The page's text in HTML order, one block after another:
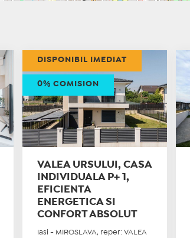
VALEA URSULUI, CASA
INDIVIDUALA P+ 1,
EFICIENTA
ENERGETICA SI
CONFORT ABSOLUT
Iasi - MIROSLAVA, reper: VALEA
DISPONIBIL IMEDIAT
0% COMISION